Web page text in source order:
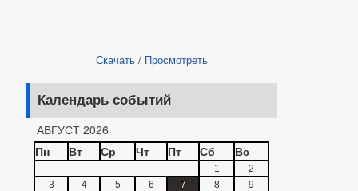
Скачать/ Просмотреть
Календарь событий
АВГУСТ 2026
Пн
Вт Ср Чт Пт Сб Вс
1
2
3
4 5 6 7 8
9